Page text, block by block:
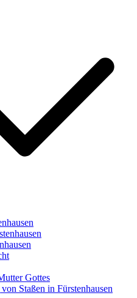
Gottes
Staßen in Fürstenhausen